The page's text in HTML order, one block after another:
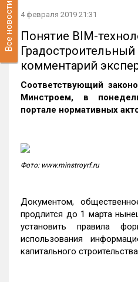
Все новости 4 февраля 2019 21:31
Понятие BIM-
Градостроительный
комментарий
Соответствующий
Минстроем, в
портале нормативных
Фото: www.minstroyrf.ru
Документом,
продлится до 1 марта
установить правила
использования
капитального